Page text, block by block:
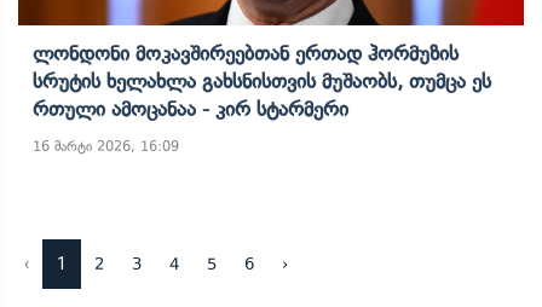
Ლონდონი Მოკავშირეებთან Ერთად Ჰორმუზის
Სრუტის Ხელახლა Გახსნისთვის Მუშაობს, Თუმცა Ეს
Რთული Ამოცანაა - Კირ Სტარმერი
16 მარტი 2026, 16:09
‹ 1 2 3 4 5 6 ›